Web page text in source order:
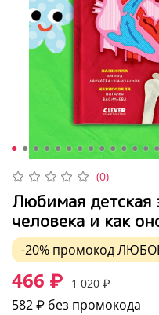
(0)
Любимая детская
человека и как
-20% промокод
466 ₽ 1 020 ₽
582 ₽ без промокода